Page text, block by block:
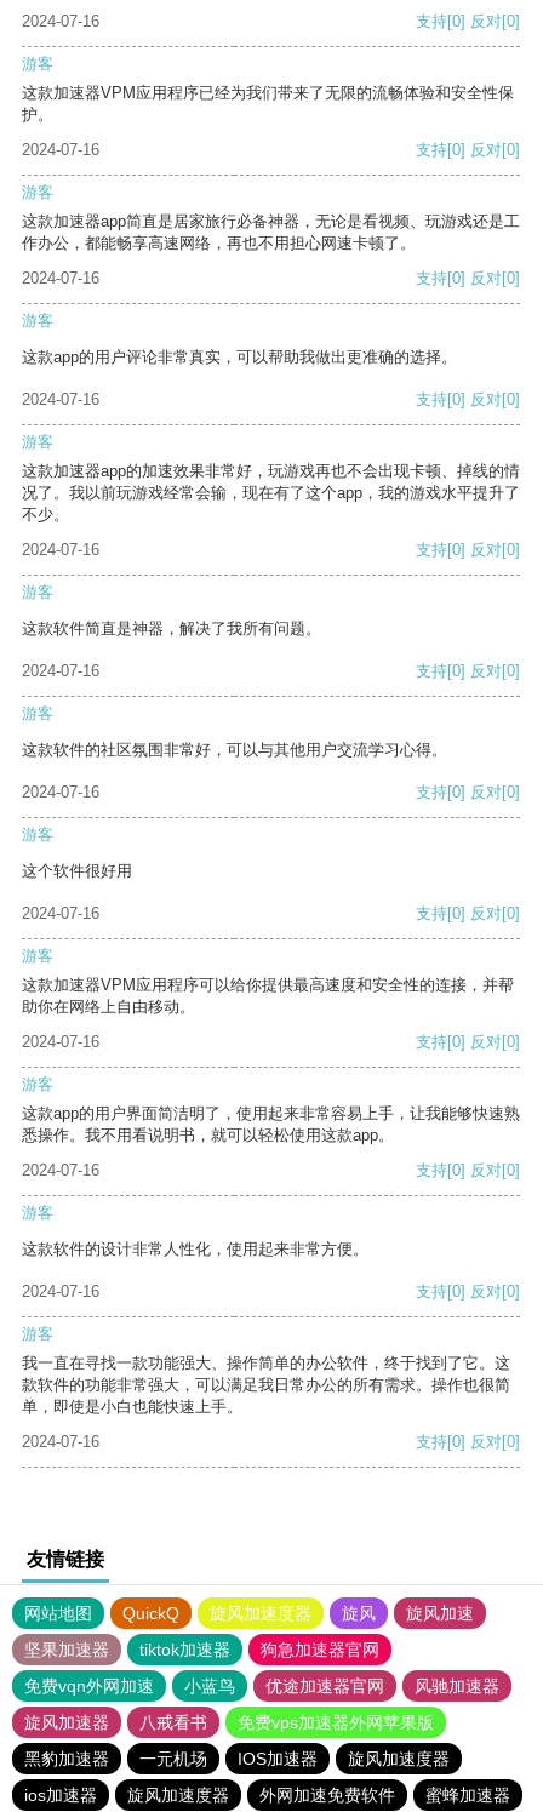
2024-07-16
支持[0] 反对[0]
游客
这款加速器VPM应用程序已经为我们带来了无限的流畅体验和安全性保
护。
2024-07-16
支持[0] 反对[0]
游客
这款加速器app简直是居家旅行必备神器，无论是看视频、玩游戏还是工
作办公，都能畅享高速网络，再也不用担心网速卡顿了。
2024-07-16
支持[0] 反对[0]
游客
这款app的用户评论非常真实，可以帮助我做出更准确的选择。
2024-07-16 支持[0] 反对[0]
游客
这款加速器app的加速效果非常好，玩游戏再也不会出现卡顿、掉线的情
况了。我以前玩游戏经常会输，现在有了这个app，我的游戏水平提升了
不少。
2024-07-16
支持[0] 反对[0]
游客
这款软件简直是神器，解决了我所有问题。
2024-07-16 支持[0] 反对[0]
游客
这款软件的社区氛围非常好，可以与其他用户交流学习心得。
2024-07-16 支持[0] 反对[0]
游客
这个软件很好用
2024-07-16 支持[0] 反对[0]
游客
这款加速器VPM应用程序可以给你提供最高速度和安全性的连接，并帮
助你在网络上自由移动。
2024-07-16
支持[0] 反对[0]
游客
这款app的用户界面简洁明了，使用起来非常容易上手，让我能够快速熟
悉操作。我不用看说明书，就可以轻松使用这款app。
2024-07-16
支持[0] 反对[0]
游客
这款软件的设计非常人性化，使用起来非常方便。
2024-07-16 支持[0] 反对[0]
游客
我一直在寻找一款功能强大、操作简单的办公软件，终于找到了它。这
款软件的功能非常强大，可以满足我日常办公的所有需求。操作也很简
单，即使是小白也能快速上手。
2024-07-16
支持[0] 反对[0]
友情链接
网站地图 QuickQ 旋风加速度器 旋风
旋风加速
坚果加速器
tiktok加速器
狗急加速器官网
免费vqn外网加速
小蓝鸟 优途加速器官网
风驰加速器
旋风加速器
八戒看书
免费vps加速器外网苹果版
黑豹加速器
一元机场 IOS加速器
旋风加速度器
ios加速器
旋风加速度器 外网加速免费软件 蜜蜂加速器